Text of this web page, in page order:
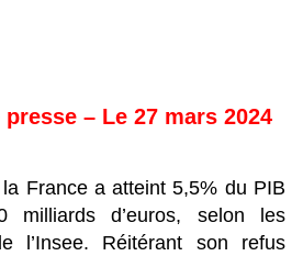
– Le 27 mars 2024
France a atteint 5,5% du PIB
milliards d’euros, selon les
l’Insee. Réitérant son refus